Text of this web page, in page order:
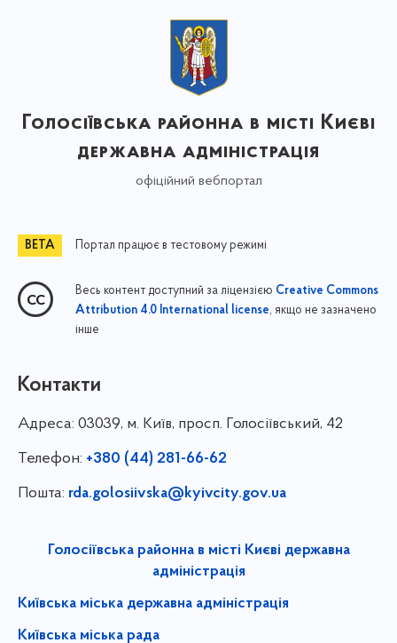
Голосіївська районна в місті Києві
державна адміністрація
офіційний вебпортал
Портал працює в тестовому режимі
Весь контент доступний за ліцензією Creative Commons
Attribution 4.0 International license, якщо не зазначено
інше
Контакти
Адреса: 03039, м. Київ, просп. Голосіївський, 42
Телефон: +380 (44) 281-66-62
Пошта: rda.golosiivska@kyivcity.gov.ua
Голосіївська районна в місті Києві державна
адміністрація
Київська міська державна адміністрація
Київська міська рада